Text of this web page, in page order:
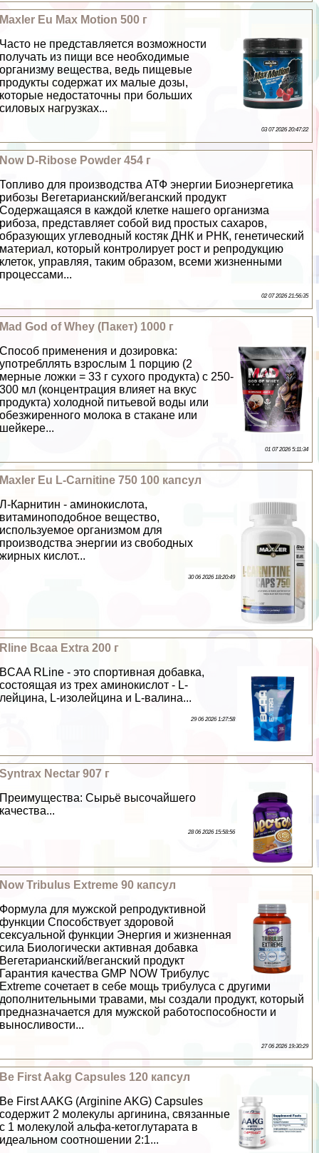
Maxler Eu Max Motion 500 г
Часто не представляется возможности
получать из пищи все необходимые
организму вещества, ведь пищевые
продукты содержат их малые дозы,
которые недостаточны при больших
силовых нагрузках...
03 07 2026 20:47:22
Now D-Ribose Powder 454 г
Топливо для производства АТФ энергии Биоэнергетика
рибозы Вегетарианский/веганский продукт
Содержащаяся в каждой клетке нашего организма
рибоза, представляет собой вид простых сахаров,
образующих углеводный костяк ДНК и РНК, генетический
материал, который контролирует рост и репродукцию
клеток, управляя, таким образом, всеми жизненными
процессами...
02 07 2026 21:56:35
Mad God of Whey (Пакет) 1000 г
Способ применения и дозировка:
употрeбллять взрослым 1 порцию (2
мерные ложки = 33 г сухого продукта) с 250-
300 мл (концентрация влияет на вкус
продукта) холодной питьевой воды или
обезжиренного молока в стакане или
шейкере...
01 07 2026 5:11:34
Maxler Eu L-Carnitine 750 100 капсул
Л-Карнитин - аминокислота,
витаминоподобное вещество,
используемое организмом для
производства энергии из свободных
жирных кислот...
30 06 2026 18:20:49
Rline Bcaa Extra 200 г
BCAA RLine - это спортивная добавка,
состоящая из трех аминокислот - L-
лейцина, L-изолейцина и L-валина...
29 06 2026 1:27:58
Syntrax Nectar 907 г
Преимущества: Сырьё высочайшего
качества...
28 06 2026 15:58:56
Now Tribulus Extreme 90 капсул
Формула для мужской репродуктивной
функции Способствует здоровой
ceкcуальной функции Энергия и жизненная
сила Биологически активная добавка
Вегетарианский/веганский продукт
Гарантия качества GMP NOW Трибулус
Extreme сочетает в себе мощь трибулуса с другими
дополнительными травами, мы создали продукт, который
предназначается для мужской работоспособности и
выносливости...
27 06 2026 19:30:29
Be First Aakg Capsules 120 капсул
Be First AAKG (Arginine AKG) Capsules
содержит 2 молекулы аргинина, связанные
с 1 молекулой альфа-кетоглутарата в
идеальном соотношении 2:1...